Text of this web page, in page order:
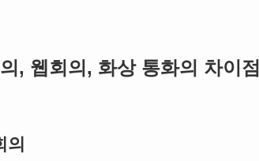
, 웹회의, 화상 통화의 차이점
의